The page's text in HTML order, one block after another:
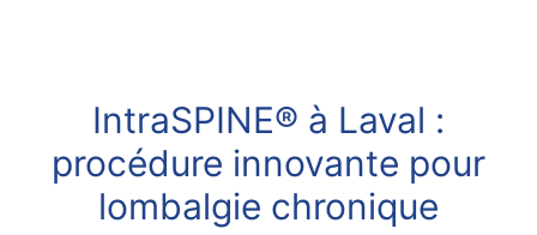
IntraSPINE® à Laval :
procédure innovante pour
lombalgie chronique